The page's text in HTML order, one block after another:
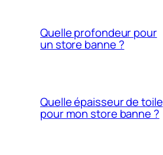
Quelle profondeur pour
un store banne ?
Quelle épaisseur de toile
pour mon store banne ?